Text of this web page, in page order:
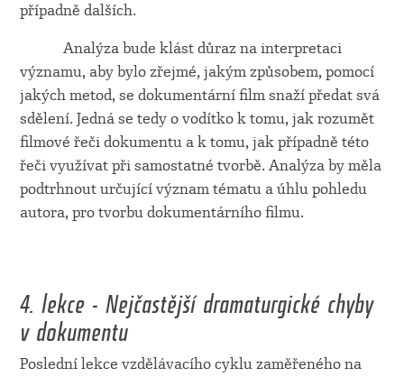
případně dalších.
Analýza bude klást důraz na interpretaci
významu, aby bylo zřejmé, jakým způsobem, pomocí
jakých metod, se dokumentární film snaží předat svá
sdělení. Jedná se tedy o vodítko k tomu, jak rozumět
filmové řeči dokumentu a k tomu, jak případně této
řeči využívat při samostatné tvorbě. Analýza by měla
podtrhnout určující význam tématu a úhlu pohledu
autora, pro tvorbu dokumentárního filmu.
4. lekce - Nejčastější dramaturgické chyby
v dokumentu
Poslední lekce vzdělávacího cyklu zaměřeného na